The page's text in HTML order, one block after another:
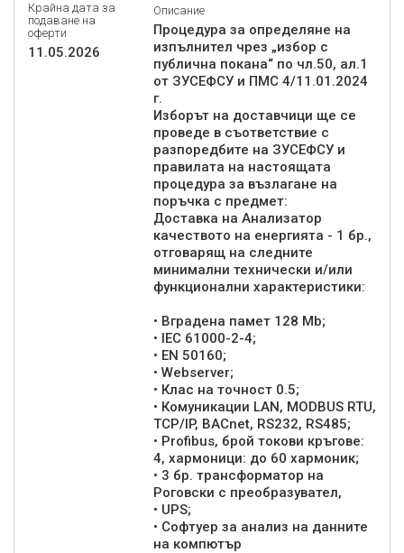
Крайна дата за
подаване на
оферти
11.05.2026
Описание
Процедура за определяне на
изпълнител чрез „избор с
публична покана“ по чл.50, ал.1
от ЗУСЕФСУ и ПМС 4/11.01.2024
г.
Изборът на доставчици ще се
проведе в съответствие с
разпоредбите на ЗУСЕФСУ и
правилата на настоящата
процедура за възлагане на
поръчка с предмет:
Доставка на Анализатор
качеството на енергията - 1 бр.,
отговарящ на следните
минимални технически и/или
функционални характеристики:
• Вградена памет 128 Mb;
• IEC 61000-2-4;
• EN 50160;
• Webserver;
• Клас на точност 0.5;
• Комуникации LAN, MODBUS RTU,
TCP/IP, BACnet, RS232, RS485;
• Profibus, брой токови кръгове:
4, хармоници: до 60 хармоник;
• 3 бр. трансформатор на
Роговски с преобразувател,
• UPS;
• Софтуер за анализ на данните
на компютър